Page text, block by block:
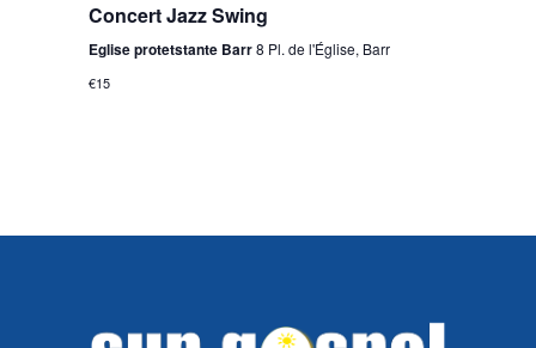
Concert Jazz Swing
Eglise protetstante Barr8 Pl. de l'Église, Barr
€15